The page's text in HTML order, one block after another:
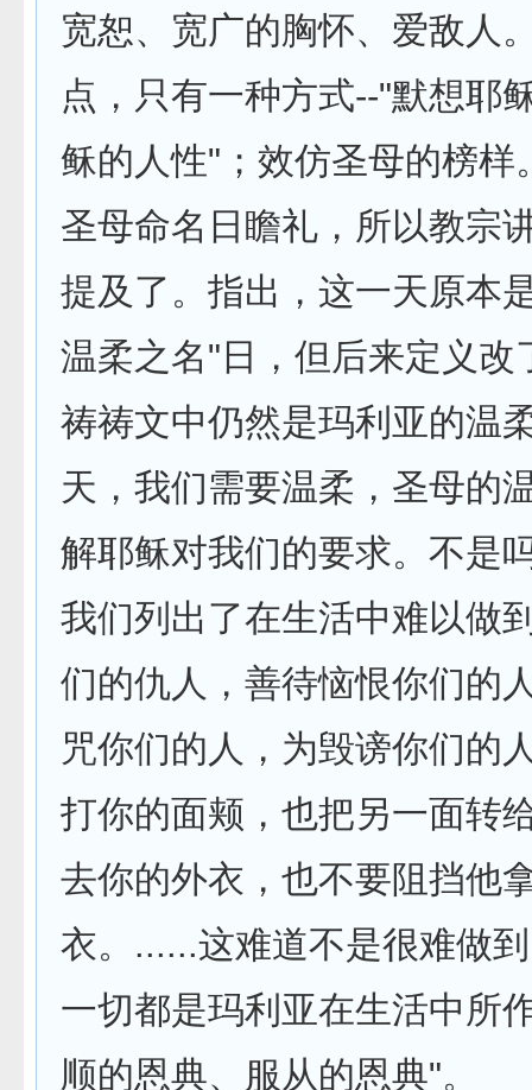
宽恕、宽广的胸怀、爱敌人
点，只有一种方式--"默想耶
稣的人性"；效仿圣母的榜样
圣母命名日瞻礼，所以教宗
提及了。指出，这一天原本
温柔之名"日，但后来定义改
祷祷文中仍然是玛利亚的温
天，我们需要温柔，圣母的
解耶稣对我们的要求。不是
我们列出了在生活中难以做
们的仇人，善待恼恨你们的
咒你们的人，为毁谤你们的
打你的面颊，也把另一面转
去你的外衣，也不要阻挡他
衣。......这难道不是很难做
一切都是玛利亚在生活中所
顺的恩典、服从的恩典"。